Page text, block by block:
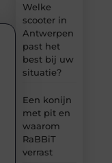
Welke
scooter in
Antwerpen
past het
best bij uw
situatie?
Een konijn
met pit en
waarom
RaBBiT
verrast